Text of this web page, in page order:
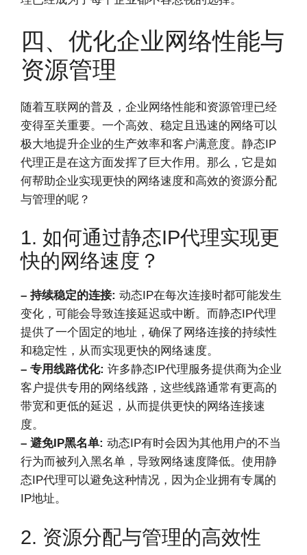
四、优化企业网络性能与
资源管理
随着互联网的普及，企业网络性能和资源管理已经
变得至关重要。一个高效、稳定且迅速的网络可以
极大地提升企业的生产效率和客户满意度。静态IP
代理正是在这方面发挥了巨大作用。那么，它是如
何帮助企业实现更快的网络速度和高效的资源分配
与管理的呢？
1. 如何通过静态IP代理实现更
快的网络速度？
– 持续稳定的连接: 动态IP在每次连接时都可能发生
变化，可能会导致连接延迟或中断。而静态IP代理
提供了一个固定的地址，确保了网络连接的持续性
和稳定性，从而实现更快的网络速度。
– 专用线路优化: 许多静态IP代理服务提供商为企业
客户提供专用的网络线路，这些线路通常有更高的
带宽和更低的延迟，从而提供更快的网络连接速
度。
– 避免IP黑名单: 动态IP有时会因为其他用户的不当
行为而被列入黑名单，导致网络速度降低。使用静
态IP代理可以避免这种情况，因为企业拥有专属的
IP地址。
2. 资源分配与管理的高效性